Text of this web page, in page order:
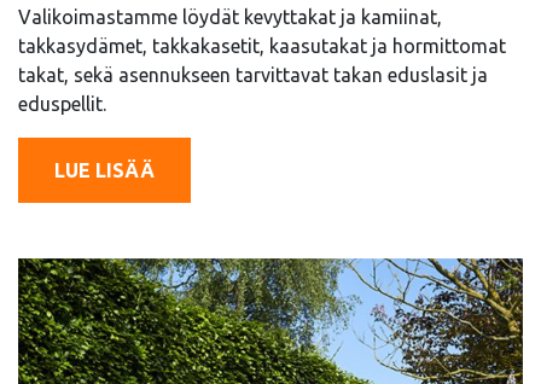
Valikoimastamme löydät kevyttakat ja kamiinat,
takkasydämet, takkakasetit, kaasutakat ja hormittomat
takat, sekä asennukseen tarvittavat takan eduslasit ja
eduspellit.
LUE LISÄÄ